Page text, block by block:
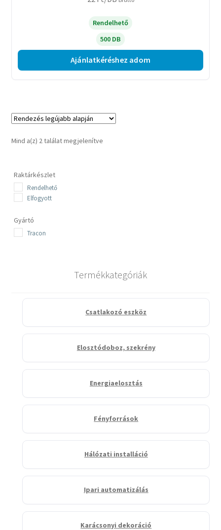
Rendelhető
500 DB
Ajánlatkéréshez adom
Mind a(z) 2 találat megjelenítveSorted
Raktárkészlet
Rendelhető
Elfogyott
Gyártó
Tracon
Termékkategóriák
Csatlakozó eszköz
Elosztódoboz, szekrény
Energiaelosztás
Fényforrások
Hálózati installáció
Ipari automatizálás
Karácsonyi dekoráció